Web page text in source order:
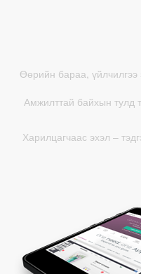
Өөрийн бараа, үйлчилгээ
Амжилттай байхын тулд
Харилцагчаас эхэл –